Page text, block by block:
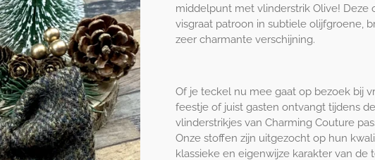
middelpunt met vlinderstrik Olive! Deze
visgraat patroon in subtiele olijfgroene,
zeer charmante verschijning.
Of je teckel nu mee gaat op bezoek bij
feestje of juist gasten ontvangt tijdens
vlinderstrikjes van Charming Couture
Onze stoffen zijn uitgezocht op hun
klassieke en eigenwijze karakter van de